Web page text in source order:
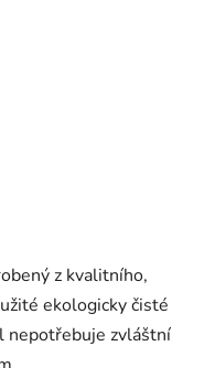
z kvalitního,
ekologicky čisté
nepotřebuje zvláštní